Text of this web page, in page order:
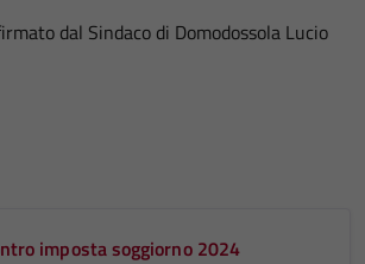
dal Sindaco di Domodossola Lucio
imposta soggiorno 2024